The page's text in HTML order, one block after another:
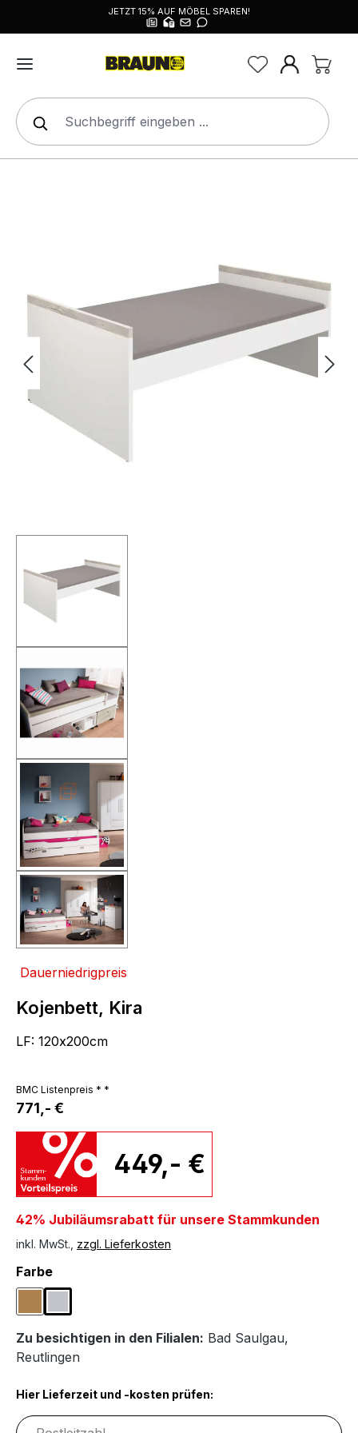
JETZT 15% AUF MÖBEL SPAREN!
Dauerniedrigpreis
Kojenbett, Kira
LF: 120x200cm
BMC Listenpreis * *
771,- €
449,- €
42% Jubiläumsrabatt für unsere Stammkunden
inkl. MwSt., zzgl. Lieferkosten
Farbeauswählen
Eichefarben
Hellgrau
Zu besichtigen in den Filialen: Bad Saulgau,
Reutlingen
Hier Lieferzeit und -kosten prüfen: